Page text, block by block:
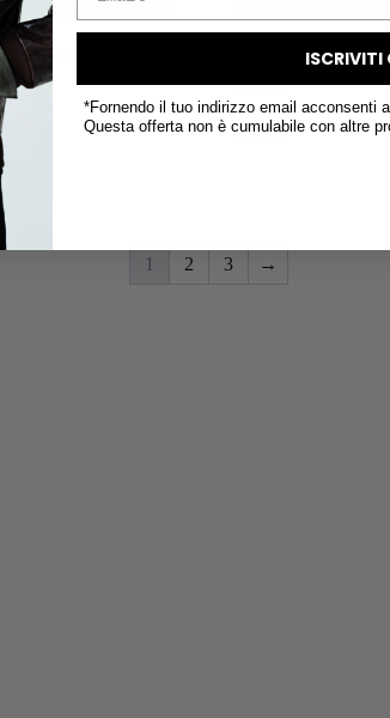
LAMB | DK
DUMBAR –
€1.340
Scegli
1 2 3 →
ISCRIVITI
*Fornendo il tuo indirizzo email acconsenti
Questa offerta non è cumulabile con altre